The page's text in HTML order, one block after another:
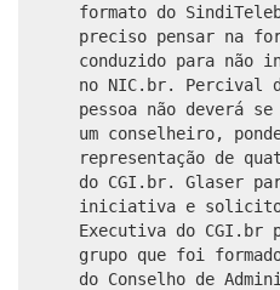
formato do
preciso pensar na
conduzido para não
no NIC.br. Percival
pessoa não deverá
um conselheiro,
representação de
do CGI.br. Glaser
iniciativa e
Executiva do CGI.br
grupo que foi
do Conselho de